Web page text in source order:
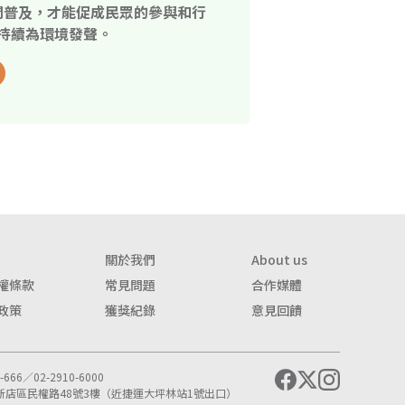
及，才能促成民眾的參與和行
續為環境發聲。
關於我們
About us
條款
常見問題
合作媒體
策
獲獎紀錄 意見回饋
／02-2910-6000
區民權路48號3樓（近捷運大坪林站1號出口）